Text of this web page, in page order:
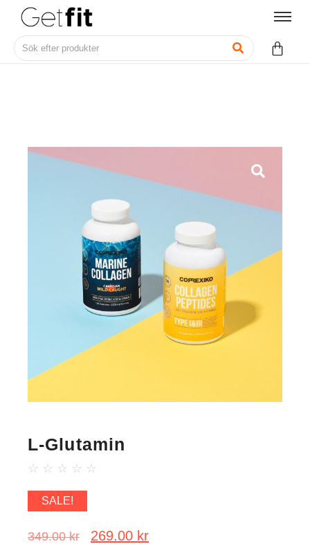
L-Glutamin
☆ ☆ ☆ ☆ ☆
SALE!
349.00kr 269.00 kr